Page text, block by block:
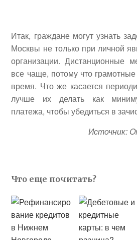
Итак, граждане могут узнать
Москвы не только при личной
организации. Дистанционные
все чаще, потому что
время. Что же касается
лучше их делать как
платежа, чтобы убедиться в
Источник:
Что еще почитать?